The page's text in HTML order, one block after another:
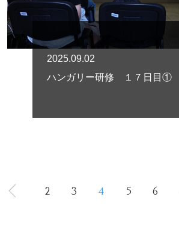
2025.09.02
ハンガリー研修 １７日目①
2 3 4 5 6